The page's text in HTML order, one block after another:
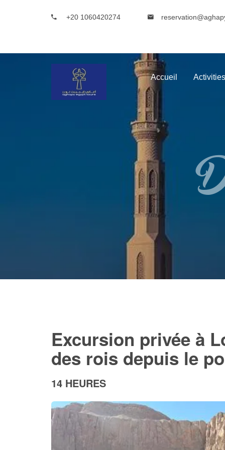
+20 1060420274
Accueil Activities
Excursion privée à
des rois depuis le
14 HEURES